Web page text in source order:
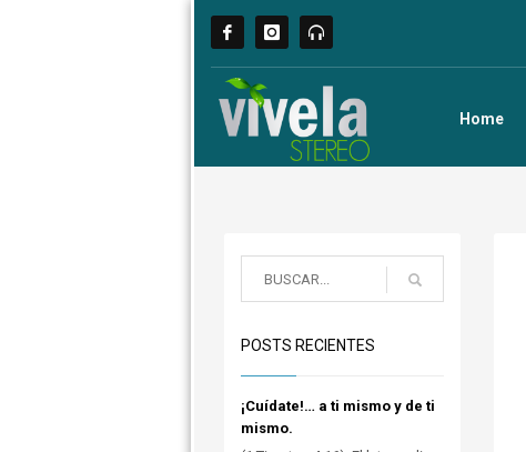
Home
POSTS RECIENTES
¡Cuídate!… a ti mismo y de ti
mismo.